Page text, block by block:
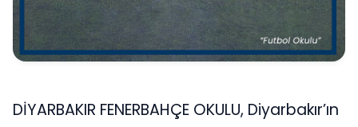
DİYARBAKIR FENERBAHÇE OKULU, Diyarbakır’ın